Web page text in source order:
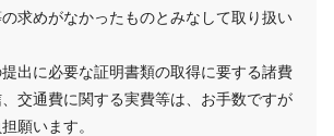
求めがなかったものとみなして取り扱い
出に必要な証明書類の取得に要する諸費
交通費に関する実費等は、お手数ですが
願います。